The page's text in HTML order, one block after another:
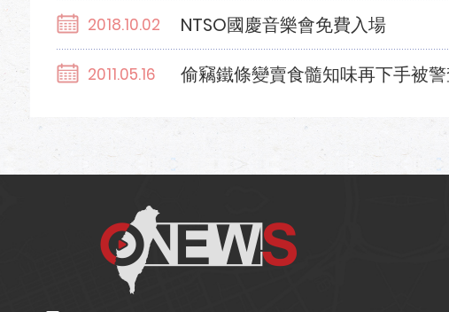
2018.10.02 NTSO國慶音樂會免費入場
2011.05.16 偷竊鐵條變賣食髓知味再下手被